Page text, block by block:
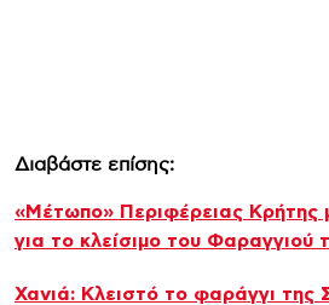
Διαβάστε επίσης:
«Μέτωπο» Περιφέρειας
για το κλείσιμο του Φαραγγιού
Χανιά: Κλειστό το φαράγγι της